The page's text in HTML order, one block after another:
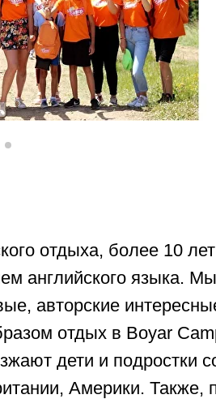
отдыха, более 10
английского языка.
авторские
отдых в Boyar
дети и подростки
Америки. Также,